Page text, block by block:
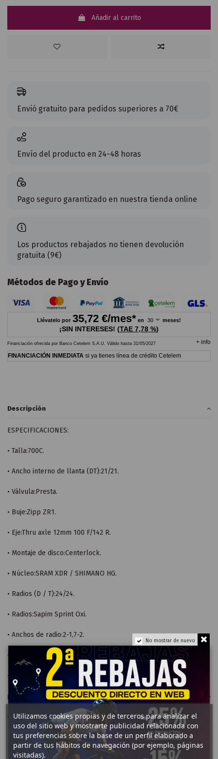
No mostrar de nuevo
Añadir al carrito
Envió gratuito para pedidos superiores a 70€
Envío del producto en 24-48 horas
Pago seguro garantizado en nuestra tienda online
Los productos rebajados no tienen devolución
gratuita (9€)
Métodos de Pago y Envío
Llévatelo por 35,72 €/mes* en meses!
¡SIN INTERESES! (TAE 7,78 %)
Financiación ofrecida por Banco Cetelem S.A.U. Válido hasta 31/05/2027 + info
FINANCIACIÓN INMEDIATA si ya tienes línea de crédito Cetelem
Descripción
ESPECIFICACIONES:
• Talla:700C.
• Ancho interno de llanta (DT):21/21.
• Válvula:Presta.
• Buje:Zipp ZR1.
• Eje:Thru axle 12mm 100 F/142 R.
• Montaje de disco:Centerlock.
• Núcleo:SRAM XDR / SHIMANO HG.
• Radios (D / T):24/24.
• Radios:Sapim Sprint Oxi.
• Anchos de radio:2-1,7-2.
• Cabecillas:Sapim Alloy.
• Peso del juego de ruedas:1465g.
Detalles del producto
Reseñas
4 otros productos en la misma categoría:
Utilizamos cookies propias y de terceros para analizar el
uso del sitio web y mostrarte publicidad relacionada con
tus preferencias sobre la base de un perfil elaborado a
partir de tus hábitos de navegación (por ejemplo, páginas
visitadas).